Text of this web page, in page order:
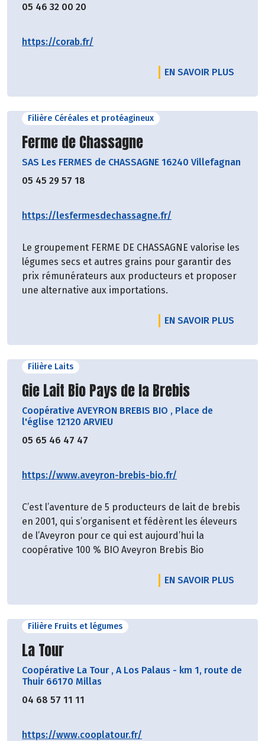
05 46 32 00 20
https://corab.fr/
EN SAVOIR PLUS
Filière Céréales et protéagineux
Découvrir le producteur
Ferme de Chassagne
SAS Les FERMES de CHASSAGNE 16240 Villefagnan
05 45 29 57 18
https://lesfermesdechassagne.fr/
Le groupement FERME DE CHASSAGNE valorise les
légumes secs et autres grains pour garantir des
prix rémunérateurs aux producteurs et proposer
une alternative aux importations.
EN SAVOIR PLUS
Filière Laits
Découvrir le producteur
Gie Lait Bio Pays de la Brebis
Coopérative AVEYRON BREBIS BIO , Place de
l'église 12120 ARVIEU
05 65 46 47 47
https://www.aveyron-brebis-bio.fr/
C’est l’aventure de 5 producteurs de lait de brebis
en 2001, qui s’organisent et fédèrent les éleveurs
de l’Aveyron pour ce qui est aujourd’hui la
coopérative 100 % BIO Aveyron Brebis Bio
EN SAVOIR PLUS
Filière Fruits et légumes
Découvrir le producteur
La Tour
Coopérative La Tour , A Los Palaus - km 1, route de
Thuir 66170 Millas
04 68 57 11 11
https://www.cooplatour.fr/